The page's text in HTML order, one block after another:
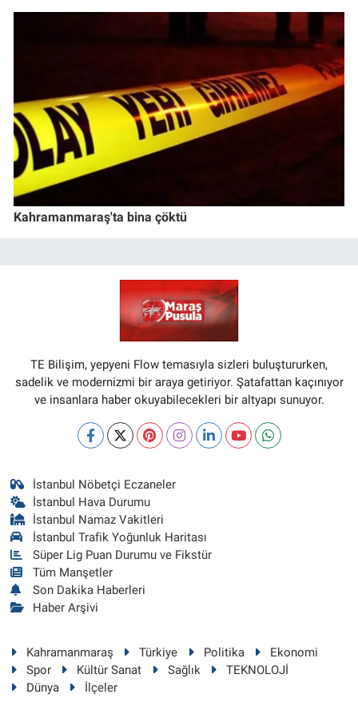
Kahramanmaraş'ta bina çöktü
TE Bilişim, yepyeni Flow temasıyla sizleri buluştururken,
sadelik ve modernizmi bir araya getiriyor. Şatafattan kaçınıyor
ve insanlara haber okuyabilecekleri bir altyapı sunuyor.
İstanbul Nöbetçi Eczaneler
İstanbul Hava Durumu
İstanbul Namaz Vakitleri
İstanbul Trafik Yoğunluk Haritası
Süper Lig Puan Durumu ve Fikstür
Tüm Manşetler
Son Dakika Haberleri
Haber Arşivi
Kahramanmaraş Türkiye Politika
Ekonomi
Spor
Kültür Sanat Sağlık
TEKNOLOJİ
Dünya
İlçeler